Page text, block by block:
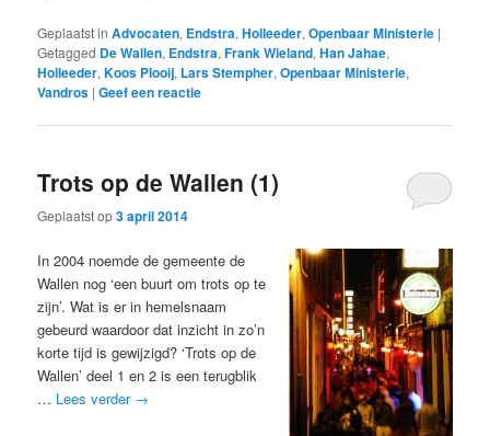
Geplaatst in Advocaten, Endstra,Holleeder,Openbaar Ministerie |
Getagged De Wallen, Endstra,Frank Wieland,Han Jahae,
Holleeder,Koos Plooij, Lars Stempher,Openbaar Ministerie,
Vandros |Geef een reactie
Trots op de Wallen (1)
Geplaatst op3 april 2014
In 2004 noemde de gemeente de
Wallen nog ‘een buurt om trots op te
zijn’. Wat is er in hemelsnaam
gebeurd waardoor dat inzicht in zo’n
korte tijd is gewijzigd? ‘Trots op de
Wallen’ deel 1 en 2 is een terugblik
… Lees verder →